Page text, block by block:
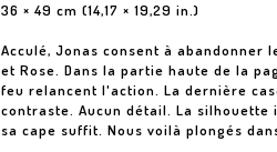
36 × 49 cm (14,17 × 19,29 in.)
Acculé, Jonas consent à
et Rose. Dans la partie haute de la
feu relancent l'action. La dernière
contraste. Aucun détail. La silhouette
sa cape suffit. Nous voilà plongés